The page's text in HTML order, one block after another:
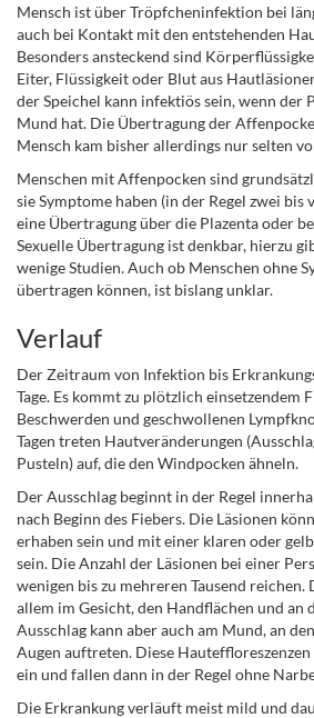
Mensch ist über Tröpfcheninfektion bei
auch bei Kontakt mit den entstehenden
Besonders ansteckend sind
Eiter, Flüssigkeit oder Blut aus
der Speichel kann infektiös sein, wenn der
Mund hat. Die Übertragung der
Mensch kam bisher allerdings nur selten
Menschen mit Affenpocken sind
sie Symptome haben (in der Regel zwei bis
eine Übertragung über die Plazenta oder
Sexuelle Übertragung ist denkbar, hierzu
wenige Studien. Auch ob Menschen ohne
übertragen können, ist bislang unklar.
Verlauf
Der Zeitraum von Infektion bis
Tage. Es kommt zu plötzlich einsetzendem
Beschwerden und geschwollenen
Tagen treten Hautveränderungen
Pusteln) auf, die den Windpocken ähneln.
Der Ausschlag beginnt in der Regel
nach Beginn des Fiebers. Die Läsionen
erhaben sein und mit einer klaren oder
sein. Die Anzahl der Läsionen bei einer
wenigen bis zu mehreren Tausend reichen.
allem im Gesicht, den Handflächen und an
Ausschlag kann aber auch am Mund, an
Augen auftreten. Diese
ein und fallen dann in der Regel ohne
Die Erkrankung verläuft meist mild und